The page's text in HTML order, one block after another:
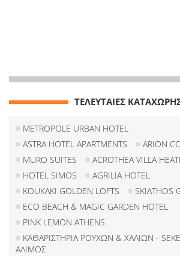
ΤΕΛΕΥΤΑΙΕΣ
METROPOLE URBAN HOTEL
ASTRA HOTEL APARTMENTS
ARION
MURO SUITES
ACROTHEA VILLA
HOTEL SIMOS
AGRILIA HOTEL
KOUKAKI GOLDEN LOFTS
SKIATHOS
ECO BEACH & MAGIC GARDEN HOTEL
PINK LEMON ATHENS
ΚΑΘΑΡΙΣΤΗΡΙΑ ΡΟΥΧΩΝ & ΧΑΛΙΩΝ -
ΑΛΙΜΟΣ